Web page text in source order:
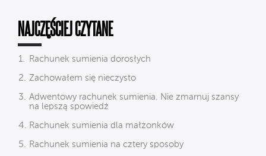
NAJCZĘŚCIEJ CZYTANE
Rachunek sumienia dorosłych
Zachowałem się nieczysto
Adwentowy rachunek sumienia. Nie zmarnuj szansy
na lepszą spowiedź
Rachunek sumienia dla małżonków
Rachunek sumienia na cztery sposoby